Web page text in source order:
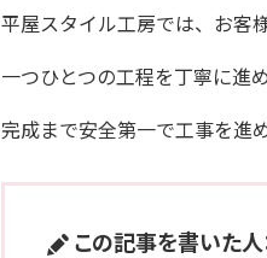
平屋スタイル工房では、お客
一つひとつの工程を丁寧に進
完成まで安全第一で工事を進
この記事を書いた